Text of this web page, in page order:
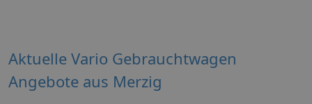
Aktuelle Vario Gebrauchtwagen
Angebote aus Merzig